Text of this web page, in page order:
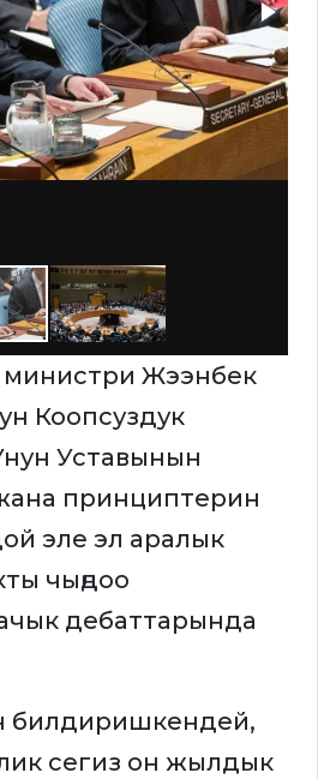
Жээнбек
Коопсуздук
Уставынын
принциптерин
эле эл аралык
чыңдоо
дебаттарында
билдиришкендей,
сегиз он жылдык